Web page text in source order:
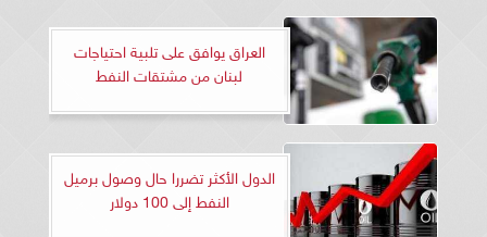
العراق يوافق على تلبية احتياجات
لبنان من مشتقات النفط
الدول الأكثر تضررا حال وصول برميل
النفط إلى 100 دولار